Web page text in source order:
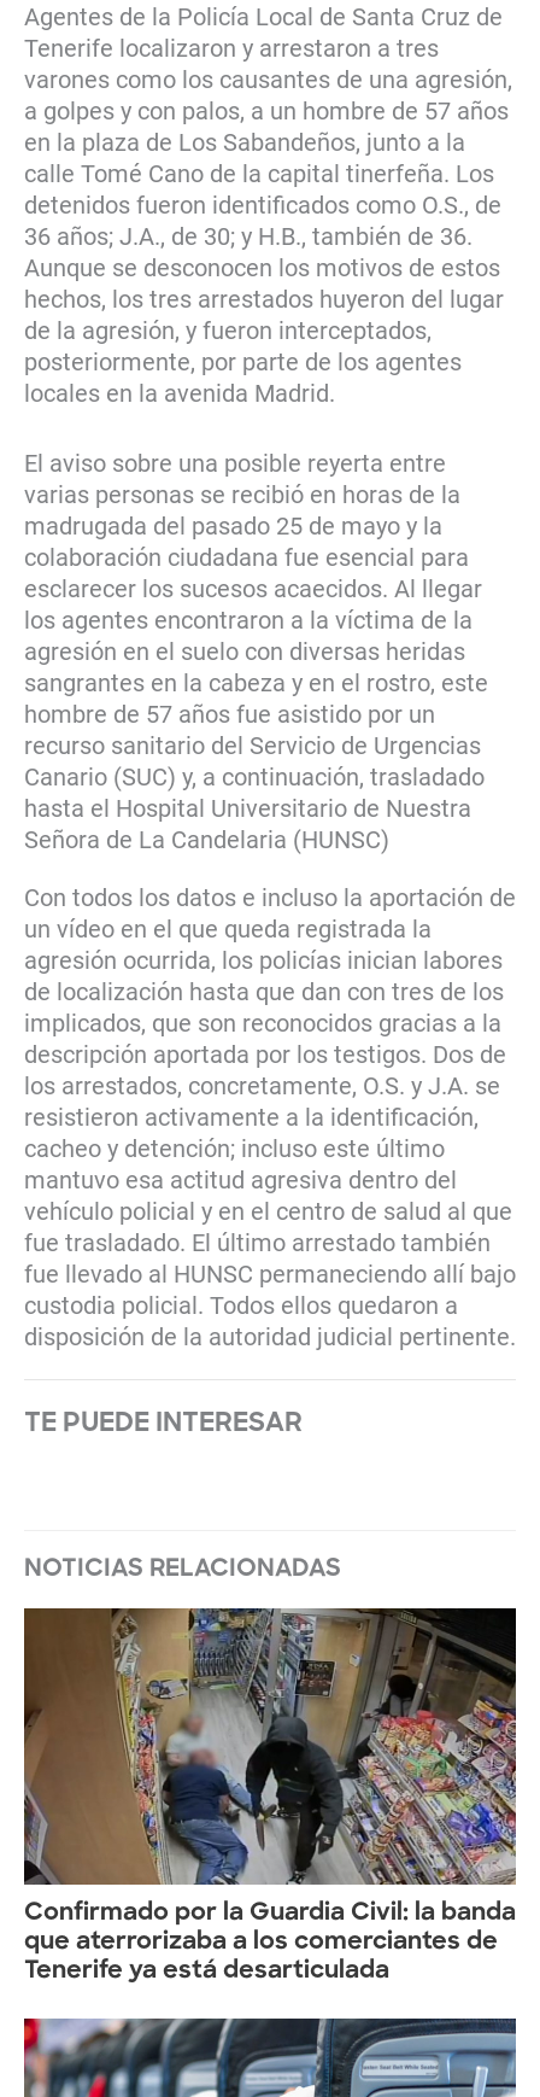
Agentes de la Policía Local de Santa Cruz de
Tenerife localizaron y arrestaron a tres
varones como los causantes de una agresión,
a golpes y con palos, a un hombre de 57 años
en la plaza de Los Sabandeños, junto a la
calle Tomé Cano de la capital tinerfeña. Los
detenidos fueron identificados como O.S., de
36 años; J.A., de 30; y H.B., también de 36.
Aunque se desconocen los motivos de estos
hechos, los tres arrestados huyeron del lugar
de la agresión, y fueron interceptados,
posteriormente, por parte de los agentes
locales en la avenida Madrid.
El aviso sobre una posible reyerta entre
varias personas se recibió en horas de la
madrugada del pasado 25 de mayo y la
colaboración ciudadana fue esencial para
esclarecer los sucesos acaecidos. Al llegar
los agentes encontraron a la víctima de la
agresión en el suelo con diversas heridas
sangrantes en la cabeza y en el rostro, este
hombre de 57 años fue asistido por un
recurso sanitario del Servicio de Urgencias
Canario (SUC) y, a continuación, trasladado
hasta el Hospital Universitario de Nuestra
Señora de La Candelaria (HUNSC)
Con todos los datos e incluso la aportación de
un vídeo en el que queda registrada la
agresión ocurrida, los policías inician labores
de localización hasta que dan con tres de los
implicados, que son reconocidos gracias a la
descripción aportada por los testigos. Dos de
los arrestados, concretamente, O.S. y J.A. se
resistieron activamente a la identificación,
cacheo y detención; incluso este último
mantuvo esa actitud agresiva dentro del
vehículo policial y en el centro de salud al que
fue trasladado. El último arrestado también
fue llevado al HUNSC permaneciendo allí bajo
custodia policial. Todos ellos quedaron a
disposición de la autoridad judicial pertinente.
TE PUEDE INTERESAR
NOTICIAS RELACIONADAS
Confirmado por la Guardia Civil: la banda
que aterrorizaba a los comerciantes de
Tenerife ya está desarticulada